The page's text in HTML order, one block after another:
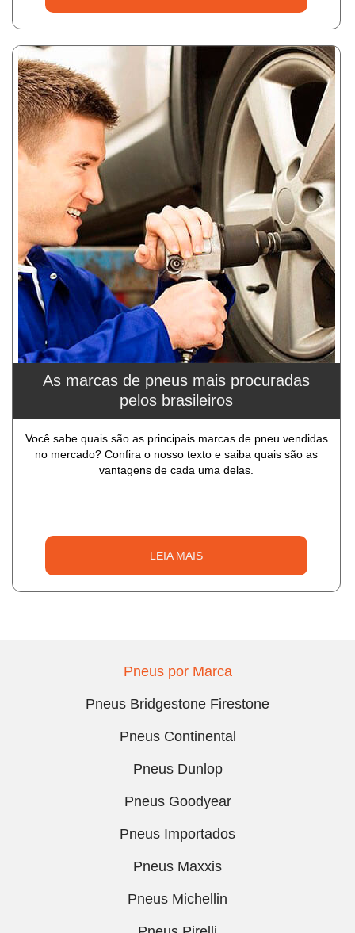
As marcas de pneus mais procuradas
pelos brasileiros
Você sabe quais são as principais marcas de pneu vendidas
no mercado? Confira o nosso texto e saiba quais são as
vantagens de cada uma delas.
LEIA MAIS
Pneus por Marca
Pneus Bridgestone Firestone
Pneus Continental
Pneus Dunlop
Pneus Goodyear
Pneus Importados
Pneus Maxxis
Pneus Michellin